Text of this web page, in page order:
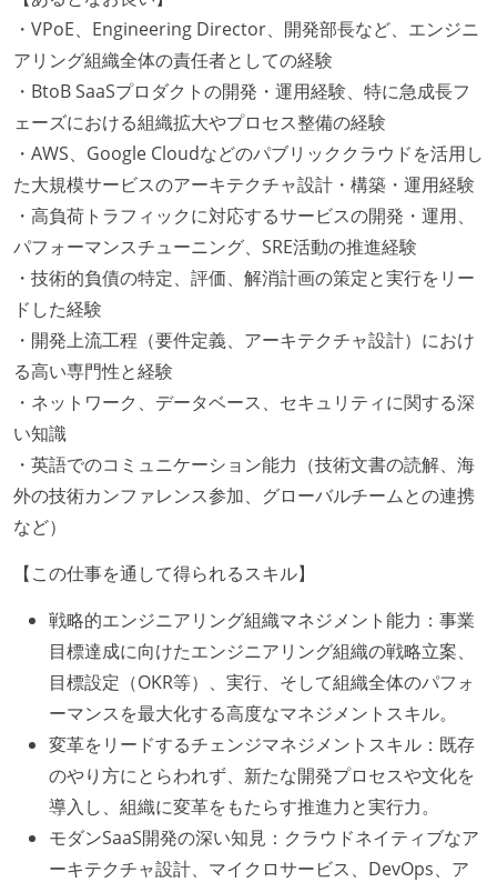
・VPoE、Engineering Director、開発部長など、エンジニ
アリング組織全体の責任者としての経験
・BtoB SaaSプロダクトの開発・運用経験、特に急成長フ
ェーズにおける組織拡大やプロセス整備の経験
・AWS、Google Cloudなどのパブリッククラウドを活用し
た大規模サービスのアーキテクチャ設計・構築・運用経験
・高負荷トラフィックに対応するサービスの開発・運用、
パフォーマンスチューニング、SRE活動の推進経験
・技術的負債の特定、評価、解消計画の策定と実行をリー
ドした経験
・開発上流工程（要件定義、アーキテクチャ設計）におけ
る高い専門性と経験
・ネットワーク、データベース、セキュリティに関する深
い知識
・英語でのコミュニケーション能力（技術文書の読解、海
外の技術カンファレンス参加、グローバルチームとの連携
など）
【この仕事を通して得られるスキル】
戦略的エンジニアリング組織マネジメント能力：事業
目標達成に向けたエンジニアリング組織の戦略立案、
目標設定（OKR等）、実行、そして組織全体のパフォ
ーマンスを最大化する高度なマネジメントスキル。
変革をリードするチェンジマネジメントスキル：既存
のやり方にとらわれず、新たな開発プロセスや文化を
導入し、組織に変革をもたらす推進力と実行力。
モダンSaaS開発の深い知見：クラウドネイティブなア
ーキテクチャ設計、マイクロサービス、DevOps、ア